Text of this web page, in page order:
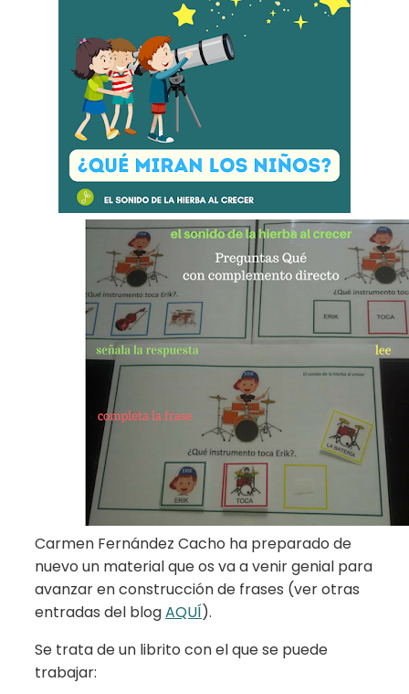
Carmen Fernández Cacho ha preparado de
nuevo un material que os va a venir genial para
avanzar en construcción de frases (ver otras
entradas del blogAQUÍ).
Se trata de un librito con el que se puede
trabajar: